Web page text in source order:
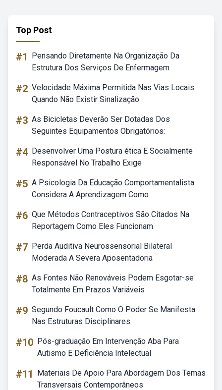
Top Post
#1
Pensando Diretamente Na Organização Da
Estrutura Dos Serviços De Enfermagem
#2 Velocidade Máxima Permitida Nas Vias Locais
Quando Não Existir Sinalização
#3 As Bicicletas Deverão Ser Dotadas Dos
Seguintes Equipamentos Obrigatórios:
#4 Desenvolver Uma Postura ética E Socialmente
Responsável No Trabalho Exige
#5 A Psicologia Da Educação Comportamentalista
Considera A Aprendizagem Como
#6 Que Métodos Contraceptivos São Citados Na
Reportagem Como Eles Funcionam
#7 Perda Auditiva Neurossensorial Bilateral
Moderada A Severa Aposentadoria
#8 As Fontes Não Renováveis Podem Esgotar-se
Totalmente Em Prazos Variáveis
#9 Segundo Foucault Como O Poder Se Manifesta
Nas Estruturas Disciplinares
#10 Pós-graduação Em Intervenção Aba Para
Autismo E Deficiência Intelectual
#11
Materiais De Apoio Para Abordagem Dos Temas
Transversais Contemporâneos